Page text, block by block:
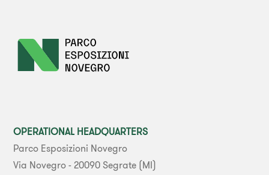
OPERATIONAL HEADQUARTERS
Parco Esposizioni Novegro
Via Novegro - 20090 Segrate (MI)